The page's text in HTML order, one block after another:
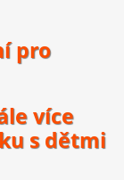
pro
více
s dětmi